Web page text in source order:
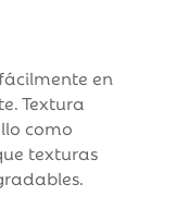
en
Textura
como
texturas